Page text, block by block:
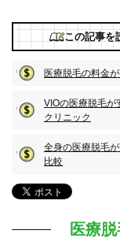
この記事を
医療脱毛の料金
VIOの医療脱毛が
クリニック
全身の医療脱毛
比較
医療